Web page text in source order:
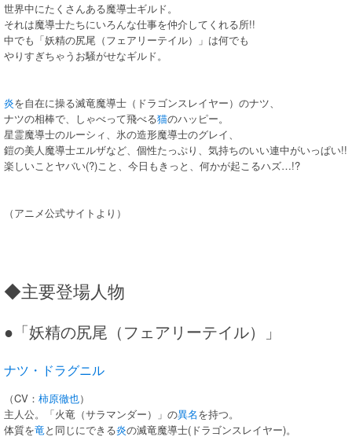
世界中にたくさんある魔導士ギルド。
それは魔導士たちにいろんな仕事を仲介してくれる所!!
中でも「妖精の尻尾（フェアリーテイル）」は何でも
やりすぎちゃうお騒がせなギルド。
炎を自在に操る滅竜魔導士（ドラゴンスレイヤー）のナツ、
ナツの相棒で、しゃべって飛べる猫のハッピー。
星霊魔導士のルーシィ、氷の造形魔導士のグレイ、
鎧の美人魔導士エルザなど、個性たっぷり、気持ちのいい連中がいっぱい!!
楽しいことヤバい(?)こと、今日もきっと、何かが起こるハズ…!?
（アニメ公式サイトより）
◆主要登場人物
●「妖精の尻尾（フェアリーテイル）」
ナツ・ドラグニル
（CV： 柿原徹也）
主人公。「火竜（サラマンダー）」の異名を持つ。
体質を竜と同じにできる炎の滅竜魔導士(ドラゴンスレイヤー)。